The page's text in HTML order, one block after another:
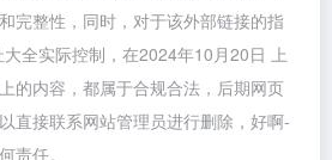
完整性，同时，对于该外部链接的指
全实际控制，在2024年10月20日 上
的内容，都属于合规合法，后期网页
直接联系网站管理员进行删除，好啊-
责任。